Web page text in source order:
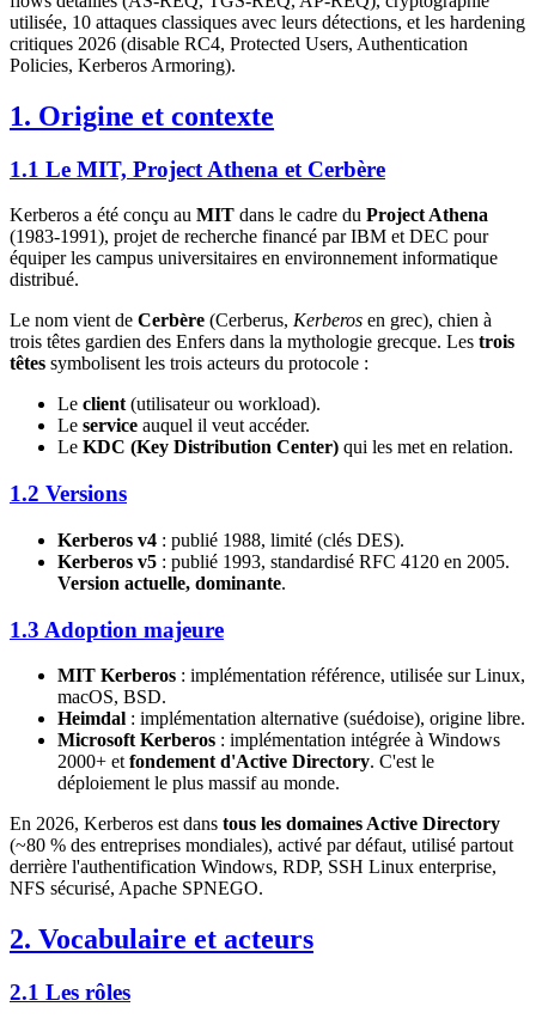
utilisée, 10 attaques classiques avec leurs détections, et les hardening
critiques 2026 (disable RC4, Protected Users, Authentication
Policies, Kerberos Armoring).
1. Origine et contexte
1.1 Le MIT, Project Athena et Cerbère
Kerberos a été conçu au MIT dans le cadre du Project Athena
(1983-1991), projet de recherche financé par IBM et DEC pour
équiper les campus universitaires en environnement informatique
distribué.
Le nom vient de Cerbère (Cerberus, Kerberos en grec), chien à
trois têtes gardien des Enfers dans la mythologie grecque. Les trois
têtes symbolisent les trois acteurs du protocole :
Le client(utilisateur ou workload).
Le service auquel il veut accéder.
Le KDC (Key Distribution Center) qui les met en relation.
1.2 Versions
Kerberos v4 : publié 1988, limité (clés DES).
Kerberos v5 : publié 1993, standardisé RFC 4120 en 2005.
Version actuelle, dominante.
1.3 Adoption majeure
MIT Kerberos : implémentation référence, utilisée sur Linux,
macOS, BSD.
Heimdal : implémentation alternative (suédoise), origine libre.
Microsoft Kerberos : implémentation intégrée à Windows
2000+ et fondement d'Active Directory. C'est le
déploiement le plus massif au monde.
En 2026, Kerberos est dans tous les domaines Active Directory
(~80 % des entreprises mondiales), activé par défaut, utilisé partout
derrière l'authentification Windows, RDP, SSH Linux enterprise,
NFS sécurisé, Apache SPNEGO.
2. Vocabulaire et acteurs
2.1 Les rôles